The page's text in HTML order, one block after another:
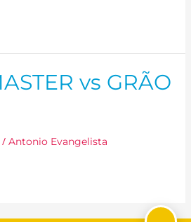
vs GRÃO
/ Antonio Evangelista